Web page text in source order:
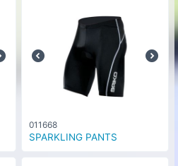
011668
SPARKLING PANTS